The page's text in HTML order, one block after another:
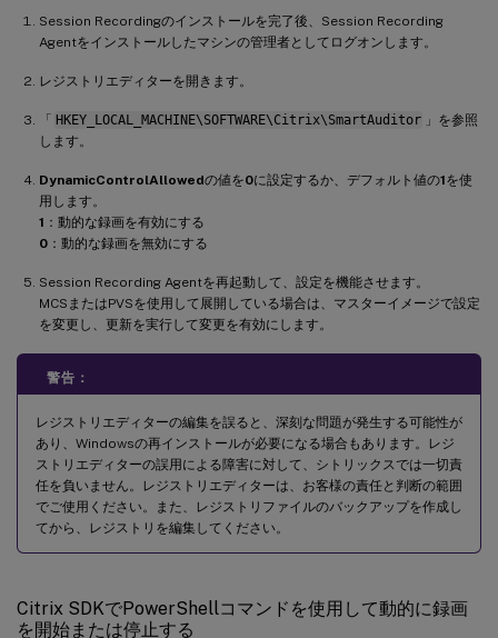
Session Recordingのインストールを完了後、Session Recording
Agentをインストールしたマシンの管理者としてログオンします。
レジストリエディターを開きます。
「 HKEY_LOCAL_MACHINE\SOFTWARE\Citrix\SmartAuditor 」を参照
します。
DynamicControlAllowedの値を0に設定するか、デフォルト値の1を使
用します。
1 ：動的な録画を有効にする
0 ：動的な録画を無効にする
Session Recording Agentを再起動して、設定を機能させます。
MCSまたはPVSを使用して展開している場合は、マスターイメージで設定
を変更し、更新を実行して変更を有効にします。
警告：
レジストリエディターの編集を誤ると、深刻な問題が発生する可能性が
あり、Windowsの再インストールが必要になる場合もあります。レジ
ストリエディターの誤用による障害に対して、シトリックスでは一切責
任を負いません。レジストリエディターは、お客様の責任と判断の範囲
でご使用ください。また、レジストリファイルのバックアップを作成し
てから、レジストリを編集してください。
Citrix SDKでPowerShellコマンドを使用して動的に録画
を開始または停止する